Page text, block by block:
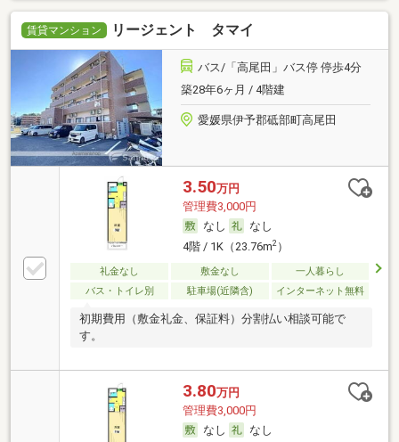
賃貸マンション リージェント タマイ
バス/「高尾田」バス停 停歩4分
築28年6ヶ月 / 4階建
愛媛県伊予郡砥部町高尾田
3.50万円
管理費3,000円
なし
なし
4階 / 1K（23.76m2）
礼金なし 敷金なし
一人暮らし
バス・トイレ別
駐車場(近隣含) インターネット無料
初期費用（敷金礼金、保証料）分割払い相談可能で
す。
3.80万円
管理費3,000円
なし
なし